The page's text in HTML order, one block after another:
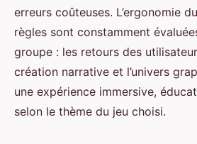
erreurs coûteuses. L’ergonomie
règles sont constamment
groupe : les retours des
création narrative et l’univers
une expérience immersive,
selon le thème du jeu choisi.